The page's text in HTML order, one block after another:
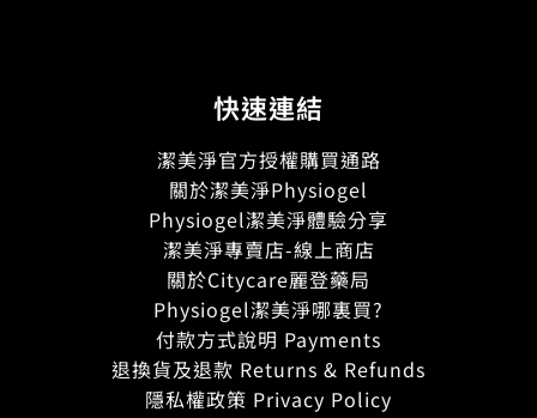
快速連結
潔美淨官方授權購買通路
關於潔美淨Physiogel
Physiogel潔美淨體驗分享
潔美淨專賣店-線上商店
關於Citycare麗登藥局
Physiogel潔美淨哪裏買?
付款方式說明 Payments
退換貨及退款 Returns & Refunds
隱私權政策 Privacy Policy